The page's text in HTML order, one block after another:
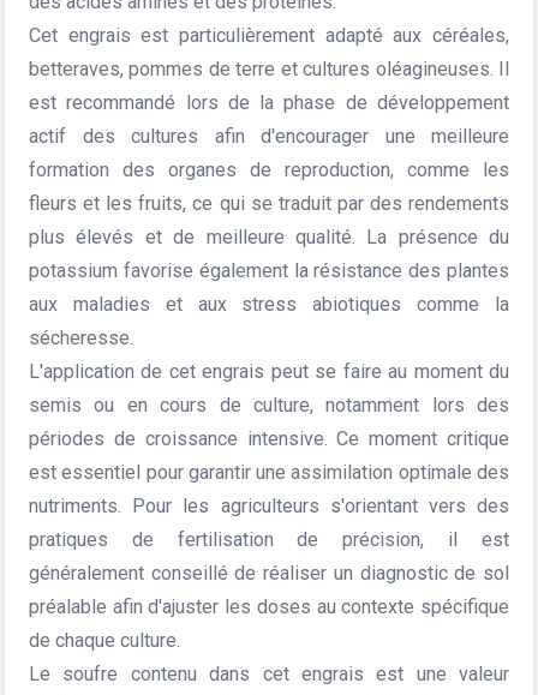
Cet engrais est particulièrement adapté aux céréales,
betteraves, pommes de terre et cultures oléagineuses. Il
est recommandé lors de la phase de développement
actif des cultures afin d'encourager une meilleure
formation des organes de reproduction, comme les
fleurs et les fruits, ce qui se traduit par des rendements
plus élevés et de meilleure qualité. La présence du
potassium favorise également la résistance des plantes
aux maladies et aux stress abiotiques comme la
sécheresse.
L'application de cet engrais peut se faire au moment du
semis ou en cours de culture, notamment lors des
périodes de croissance intensive. Ce moment critique
est essentiel pour garantir une assimilation optimale des
nutriments. Pour les agriculteurs s'orientant vers des
pratiques de fertilisation de précision, il est
généralement conseillé de réaliser un diagnostic de sol
préalable afin d'ajuster les doses au contexte spécifique
de chaque culture.
Le soufre contenu dans cet engrais est une valeur